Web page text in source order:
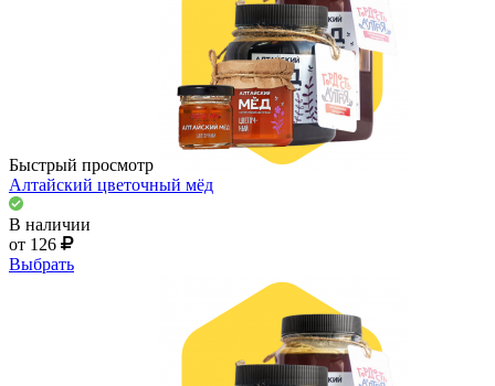
Быстрый просмотр
Алтайский цветочный мёд
В наличии
от 126
Выбрать